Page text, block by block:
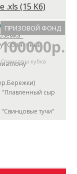
.xls (15 Кб)
"Солнечный
"Плавленный сыр
тучи"
ПРИЗОВОЙ ФОНД
100000р.
Спонсоры кубка